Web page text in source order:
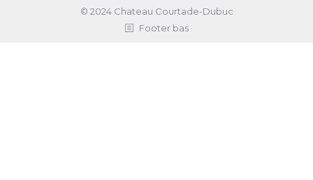
© 2024 Chateau Courtade-Dubuc
Footer bas